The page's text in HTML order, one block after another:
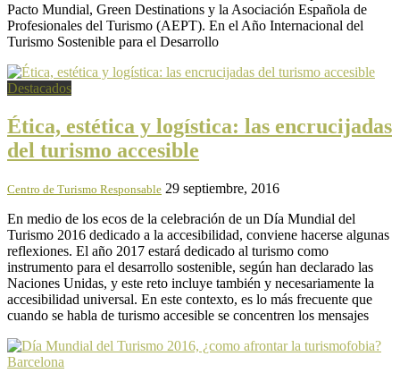
Pacto Mundial, Green Destinations y la Asociación Española de
Profesionales del Turismo (AEPT). En el Año Internacional del
Turismo Sostenible para el Desarrollo
Destacados
Ética, estética y logística: las encrucijadas
del turismo accesible
Centro de Turismo Responsable 29 septiembre, 2016
En medio de los ecos de la celebración de un Día Mundial del
Turismo 2016 dedicado a la accesibilidad, conviene hacerse algunas
reflexiones. El año 2017 estará dedicado al turismo como
instrumento para el desarrollo sostenible, según han declarado las
Naciones Unidas, y este reto incluye también y necesariamente la
accesibilidad universal. En este contexto, es lo más frecuente que
cuando se habla de turismo accesible se concentren los mensajes
Barcelona